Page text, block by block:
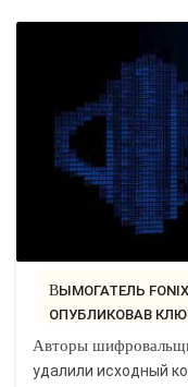
ВЫМОГАТЕЛЬ FONIXCRYPTER ПРЕКРАТИЛ РАБОТУ,
ОПУБЛИКОВАВ
Авторы
удалили исходный